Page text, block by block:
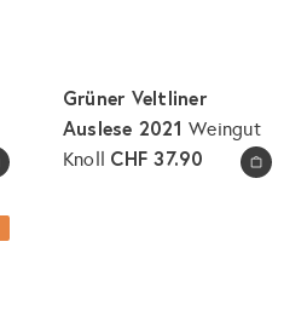
In den Warenkorb legen
Grüner Veltliner
Auslese 2021Weingut
Knoll CHF 37.90